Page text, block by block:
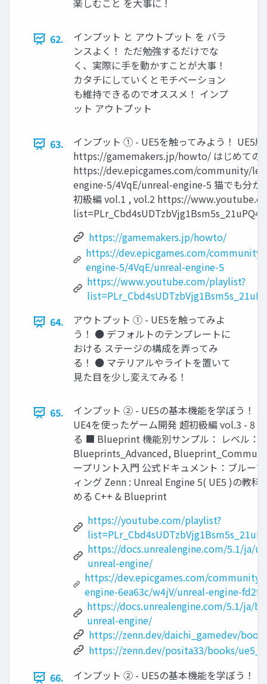
楽しむこと を大事に！
62.
インプット と アウトプット を バラ
ンスよく！ ただ勉強するだけでな
く、実際に手を動かすことが大事！
カタチにしていくとモチベーション
も維持できるのでオススメ！ インプ
ット アウトプット
63.
インプット ① - UE5を触ってみよう！ UE5
https://gamemakers.jp/howto/ はじめての
https://dev.epicgames.com/community/
engine-5/4VqE/unreal-engine-5 猫でも分か
初級編 vol.1 , vol.2 https://
https://gamemakers.jp/howto/
https://dev.epicgames.com/
engine-5/4VqE/unreal-engine-5
https://www.youtube.com/playlist?
64.
アウトプット ① - UE5を触ってみよ
う！ ● デフォルトのテンプレートに
おける ステージの構成を弄ってみ
る！ ● マテリアルやライトを置いて
見た目を少し変えてみる！
65.
インプット ② - UE5の基本機能を学ぼう！
UE4を使ったゲーム開発 超初級編 vol.3 - 8
る ■ Blueprint 機能別サンプル： レベル：
Blueprints_Advanced,
ープリント入門 公式ドキュメント：ブルー
ィング Zenn : Unreal Engine 5( UE5 )の教
める C++ & Blueprint
https://youtube.com/playlist?
https://docs.unrealengine.com/5.1/ja/
unreal-engine/
https://dev.epicgames.com/
engine-6ea63c/w4jV/unreal-engine-
https://docs.unrealengine.com/5.1/ja/
unreal-engine/
https://zenn.dev/daichi_gamedev/
https://zenn.dev/posita33/books/
66.
インプット ② - UE5の基本機能を学ぼう！